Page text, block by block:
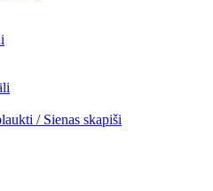
/ Sienas skapiši